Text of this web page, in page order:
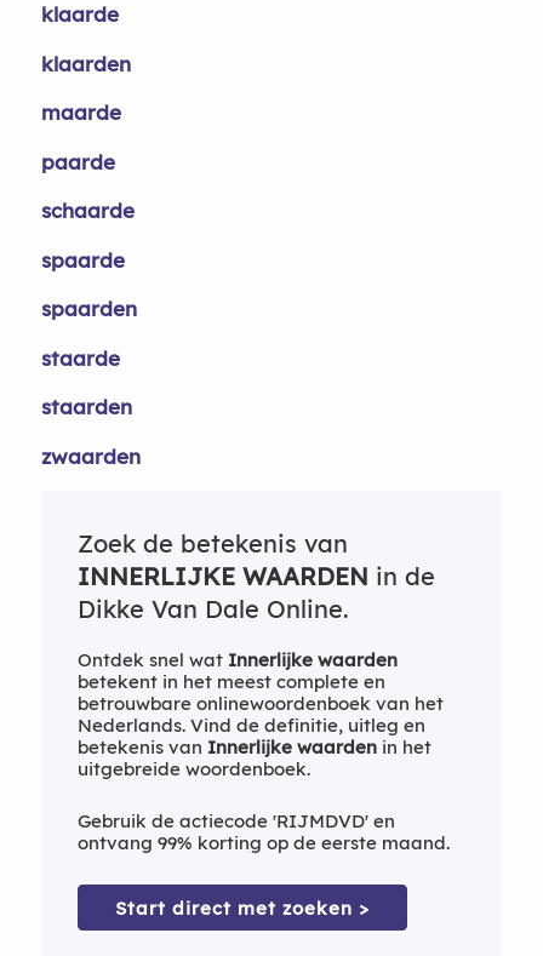
klaarde
klaarden
maarde
paarde
schaarde
spaarde
spaarden
staarde
staarden
zwaarden
Zoek de betekenis van
INNERLIJKE WAARDEN in de
Dikke Van Dale Online.
Ontdek snel wat Innerlijke waarden
betekent in het meest complete en
betrouwbare onlinewoordenboek van het
Nederlands. Vind de definitie, uitleg en
betekenis van Innerlijke waardenin het
uitgebreide woordenboek.
Gebruik de actiecode 'RIJMDVD' en
ontvang 99% korting op de eerste maand.
Start direct met zoeken >